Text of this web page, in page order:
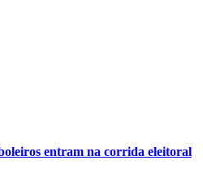
entram na corrida eleitoral